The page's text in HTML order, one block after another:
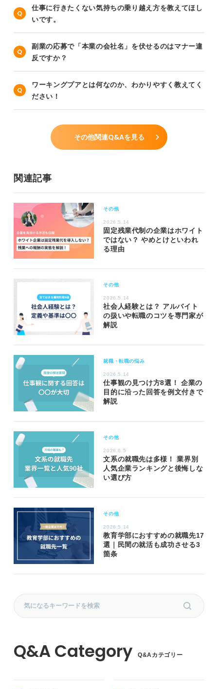
仕事に行きたくない気持ちの乗り越え方を教えてほし
いです。
副業の応募で「本業の会社名」を伏せるのはマナー違
反ですか？
ワーキングプアとは何なのか、わかりやすく教えてく
ださい！
その他関連Q&Aを見る
関連記事
その他
2026.5.14
固定残業代制の企業はホワイト
ではない？ やめとけといわれ
る理由
その他
2026.5.14
社会人経験とは？ アルバイト
の扱いや転職のコツを専門家が
解説
就職・転職の悩み
2026.5.14
仕事観の見つけ方8選！ 企業の
目的に沿った回答を例文付きで
解説
その他
2026.6.5
文系の就職先は多様！ 業界別
人気企業ランキングと後悔しな
い選び方
その他
2026.5.14
教育学部におすすめの就職先17
選｜民間の就活も成功させる3
箇条
Q&Aカテゴリー